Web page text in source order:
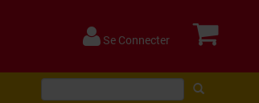
Se Connecter